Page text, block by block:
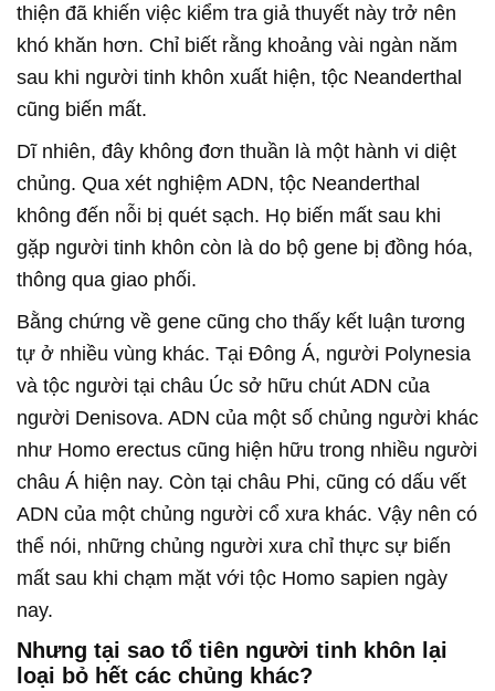
thiện đã khiến việc kiểm tra giả thuyết này trở nên
khó khăn hơn. Chỉ biết rằng khoảng vài ngàn năm
sau khi người tinh khôn xuất hiện, tộc Neanderthal
cũng biến mất.
Dĩ nhiên, đây không đơn thuần là một hành vi diệt
chủng. Qua xét nghiệm ADN, tộc Neanderthal
không đến nỗi bị quét sạch. Họ biến mất sau khi
gặp người tinh khôn còn là do bộ gene bị đồng hóa,
thông qua giao phối.
Bằng chứng về gene cũng cho thấy kết luận tương
tự ở nhiều vùng khác. Tại Đông Á, người Polynesia
và tộc người tại châu Úc sở hữu chút ADN của
người Denisova. ADN của một số chủng người khác
như Homo erectus cũng hiện hữu trong nhiều người
châu Á hiện nay. Còn tại châu Phi, cũng có dấu vết
ADN của một chủng người cổ xưa khác. Vậy nên có
thể nói, những chủng người xưa chỉ thực sự biến
mất sau khi chạm mặt với tộc Homo sapien ngày
nay.
Nhưng tại sao tổ tiên người tinh khôn lại
loại bỏ hết các chủng khác?